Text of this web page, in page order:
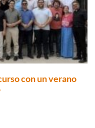
con un verano